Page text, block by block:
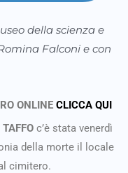
della scienza e
Falconi e con
ONLINE CLICCA QUI
TAFFO c’è stata venerdì
della morte il locale
cimitero.